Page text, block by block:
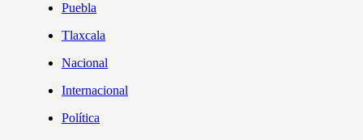
Puebla
Tlaxcala
Nacional
Internacional
Política